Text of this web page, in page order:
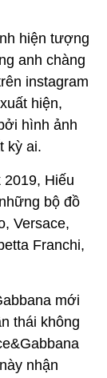
hiện tượng
anh chàng
instagram
hiện,
hình ảnh
kỳ ai.
2019, Hiếu
bộ đồ
Versace,
Franchi,
mới
thái không
nhận